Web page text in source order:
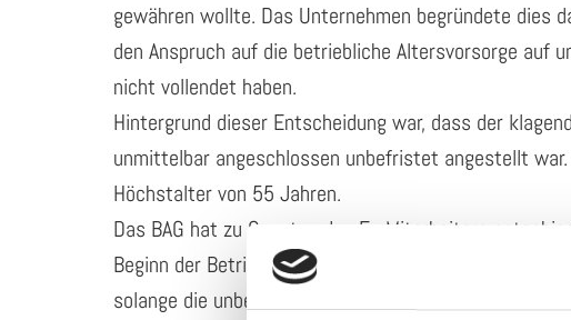
gewähren wollte. Das Unternehmen begründete dies
den Anspruch auf die betriebliche Altersvorsorge auf
nicht vollendet haben.
Hintergrund dieser Entscheidung war, dass der
unmittelbar angeschlossen unbefristet angestellt
Höchstalter von 55 Jahren.
Das BAG hat zu Gunsten des Ex-Mitarbeiters
Beginn der Betriebszugehörigkeit maßgeblich sei.
solange die unbefristete Anstellung unmittelbar folgt.